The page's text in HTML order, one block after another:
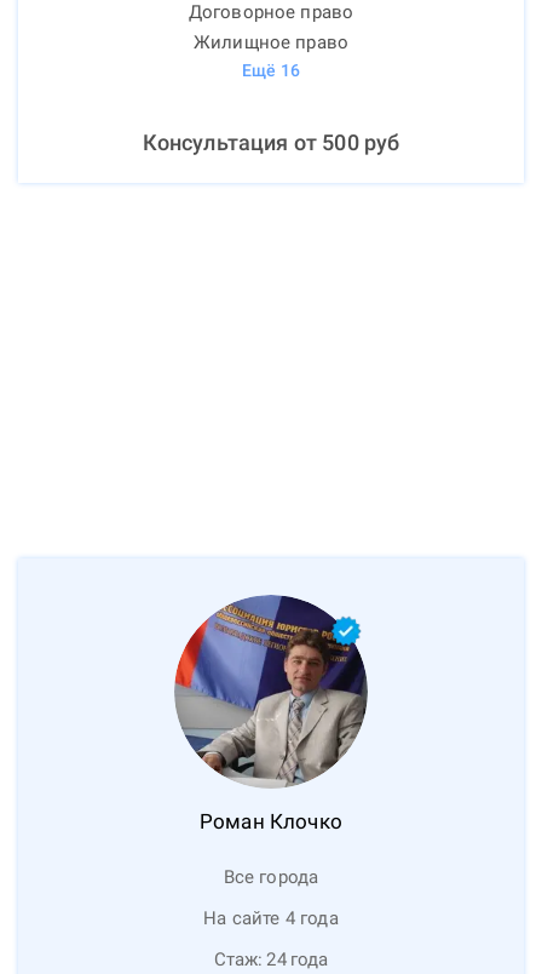
Договорное право
Жилищное право
Ещё 16
Консультация от 500руб
Роман Клочко
Все города
На сайте 4 года
Стаж: 24 года